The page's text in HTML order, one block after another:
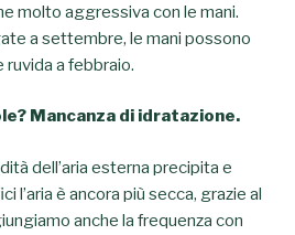
molto aggressiva con le mani.
a settembre, le mani possono
a febbraio.
Mancanza di idratazione.
dell’aria esterna precipita e
l’aria è ancora più secca, grazie al
anche la frequenza con